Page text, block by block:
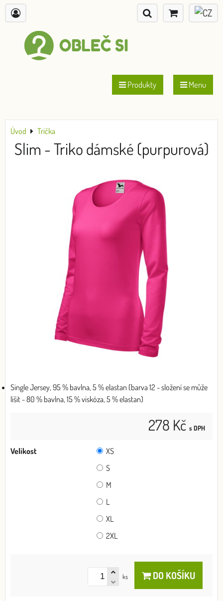
Produkty Menu
Úvod Trička
Slim - Triko dámské (purpurová)
Single Jersey, 95 % bavlna, 5 % elastan (barva 12 - složení se může
lišit - 80 % bavlna, 15 % viskóza, 5 % elastan)
278 Kč s DPH
Velikost
XS
S
M
L
XL
2XL
ks DO KOŠÍKU